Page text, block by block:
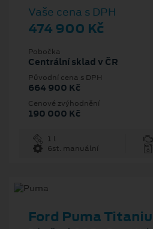
Vaše cena s DPH
474 900 Kč
Pobočka
Centrální sklad v ČR
Původní cena s DPH
664 900 Kč
Cenové zvýhodnění
190 000 Kč
1 l
6st. manuální
Ford Puma